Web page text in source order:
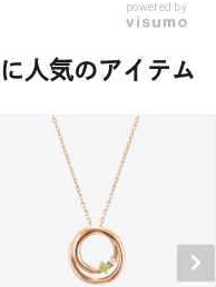
powered by
人気のアイテム